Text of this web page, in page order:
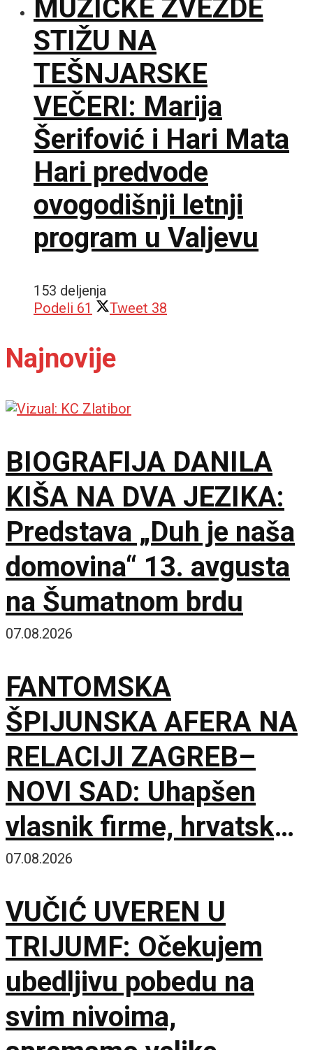
MUZIČKE ZVEZDE
STIŽU NA
TEŠNJARSKE
VEČERI: Marija
Šerifović i Hari Mata
Hari predvode
ovogodišnji letnji
program u Valjevu
153 deljenja
Podeli 61 Tweet 38
Najnovije
BIOGRAFIJA DANILA
KIŠA NA DVA JEZIKA:
Predstava „Duh je naša
domovina“ 13. avgusta
na Šumatnom brdu
07.08.2026
FANTOMSKA
ŠPIJUNSKA AFERA NA
RELACIJI ZAGREB–
NOVI SAD: Uhapšen
vlasnik firme, hrvatske
službe u panici od
curenja podataka
07.08.2026
VUČIĆ UVEREN U
TRIJUMF: Očekujem
ubedljivu pobedu na
svim nivoima,